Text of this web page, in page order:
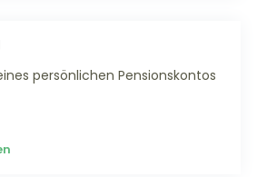
persönlichen Pensionskontos